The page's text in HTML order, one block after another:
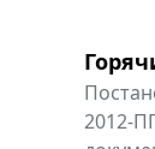
2012-